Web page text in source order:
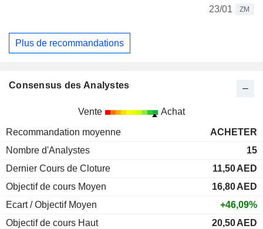
23/01
ZM
Plus de recommandations
Consensus des Analystes
Vente Achat
Recommandation moyenne
ACHETER
Nombre d'Analystes
15
Dernier Cours de Cloture
11,50AED
Objectif de cours Moyen
16,80AED
Ecart / Objectif Moyen
+46,09%
Objectif de cours Haut
20,50AED